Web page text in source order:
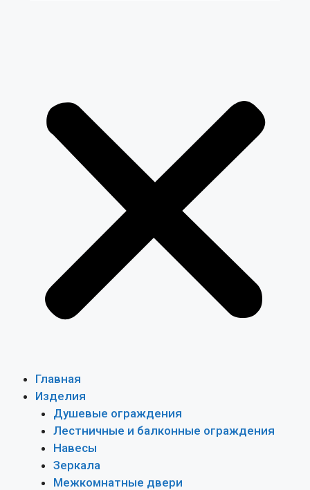
Главная
Изделия
Душевые ограждения
Лестничные и балконные ограждения
Навесы
Зеркала
Межкомнатные двери